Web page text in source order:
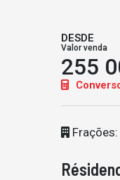
DESDE
Valor venda
255